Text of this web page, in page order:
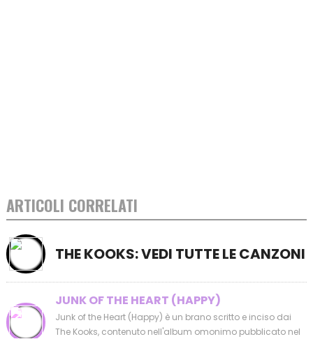
ARTICOLI CORRELATI
THE KOOKS: VEDI TUTTE LE CANZONI
JUNK OF THE HEART (HAPPY)
Junk of the Heart (Happy) è un brano scritto e inciso dai
The Kooks, contenuto nell'album omonimo pubblicato nel